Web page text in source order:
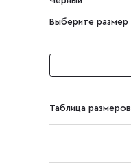
Выберите размер
Таблица размеров